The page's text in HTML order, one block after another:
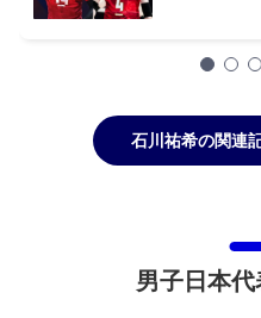
石川祐希の関連
男子日本